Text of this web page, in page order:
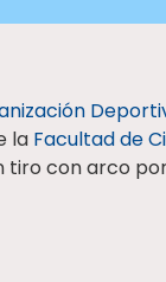
la Facultad de
tiro con arco